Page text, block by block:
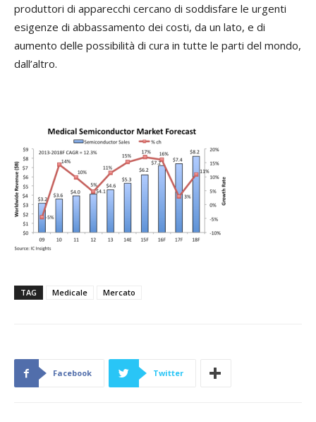
produttori di apparecchi cercano di soddisfare le urgenti
esigenze di abbassamento dei costi, da un lato, e di
aumento delle possibilità di cura in tutte le parti del mondo,
dall’altro.
TAG Medicale Mercato
Facebook Twitter